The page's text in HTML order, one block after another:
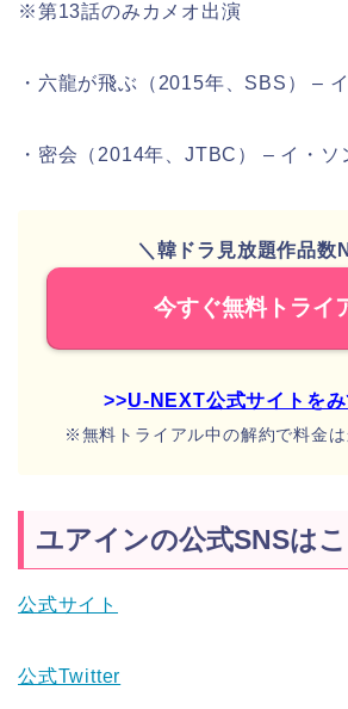
※第13話のみカメオ出演
・六龍が飛ぶ（2015年、SBS） –
・密会（2014年、JTBC） – イ・ソ
＼韓ドラ見放題作品数
今すぐ無料トライ
>>U-NEXT公式サイトを
※無料トライアル中の解約で料金は
ユアインの公式SNSは
公式サイト
公式Twitter